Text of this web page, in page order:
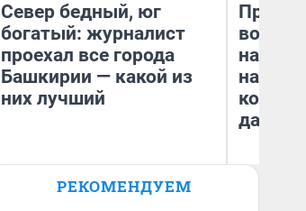
Север бедный, юг
богатый: журналист
проехал все города
Башкирии — какой из
них лучший
Андрей Бирюков
нам
даже
РЕКОМЕНДУЕМ